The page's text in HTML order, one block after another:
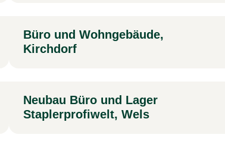
Büro und Wohngebäude,
Kirchdorf
Neubau Büro und Lager
Staplerprofiwelt, Wels